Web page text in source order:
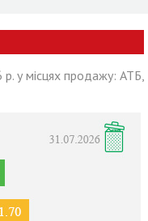
у місцях продажу: АТБ,